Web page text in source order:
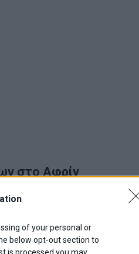
of your personal or
below opt-out section to
στο Αφρίν